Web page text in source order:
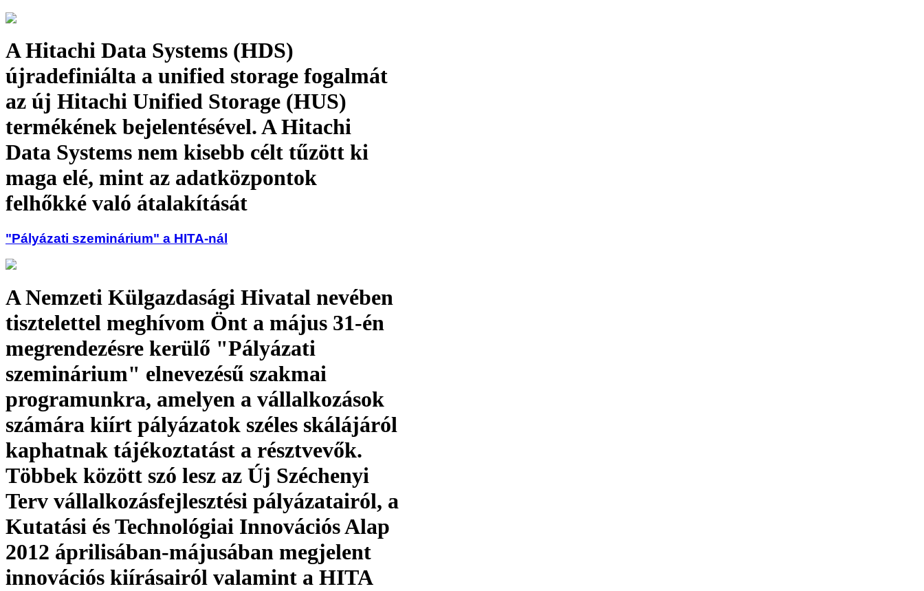
A Hitachi Data Systems (HDS)
újradefiniálta a unified storage fogalmát
az új Hitachi Unified Storage (HUS)
termékének bejelentésével. A Hitachi
Data Systems nem kisebb célt tűzött ki
maga elé, mint az adatközpontok
felhőkké való átalakítását
"Pályázati szeminárium" a HITA-nál
A Nemzeti Külgazdasági Hivatal nevében
tisztelettel meghívom Önt a május 31-én
megrendezésre kerülő "Pályázati
szeminárium" elnevezésű szakmai
programunkra, amelyen a vállalkozások
számára kiírt pályázatok széles skálájáról
kaphatnak tájékoztatást a résztvevők.
Többek között szó lesz az Új Széchenyi
Terv vállalkozásfejlesztési pályázatairól, a
Kutatási és Technológiai Innovációs Alap
2012 áprilisában-májusában megjelent
innovációs kiírásairól valamint a HITA